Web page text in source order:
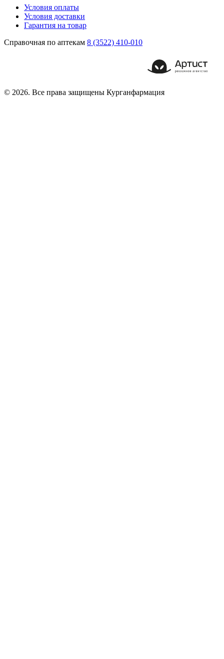
Условия оплаты
Условия доставки
Гарантия на товар
Справочная по аптекам 8 (3522) 410-010
© 2026. Все права защищены Курганфармация